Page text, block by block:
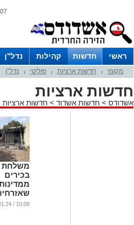
07 אוגוסט 2026 / 02:35
ראשי חדשות קהילות נדל"ן
מקומי חדשות ארציות פוליטי נדל"ן
חדשות ארציות
אשדודס > חדשות אשדוד > חדשות ארציות
משלחת
בכירים
נרצחו
10:08 / 21.01.24